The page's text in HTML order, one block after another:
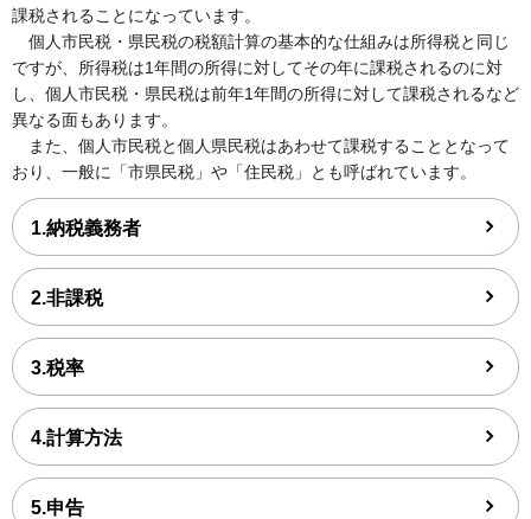
課税されることになっています。
個人市民税・県民税の税額計算の基本的な仕組みは所得税と同じ
ですが、所得税は1年間の所得に対してその年に課税されるのに対
し、個人市民税・県民税は前年1年間の所得に対して課税されるなど
異なる面もあります。
また、個人市民税と個人県民税はあわせて課税することとなって
おり、一般に「市県民税」や「住民税」とも呼ばれています。
1.納税義務者
2.非課税
3.税率
4.計算方法
5.申告